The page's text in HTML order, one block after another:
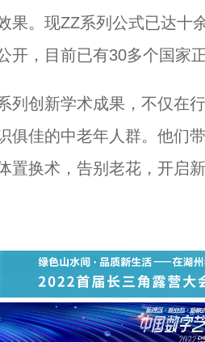
果。现ZZ系列公式已达十
开，目前已有30多个国家
创新学术成果，不仅在行
俱佳的中老年人群。他们
置换术，告别老花，开启